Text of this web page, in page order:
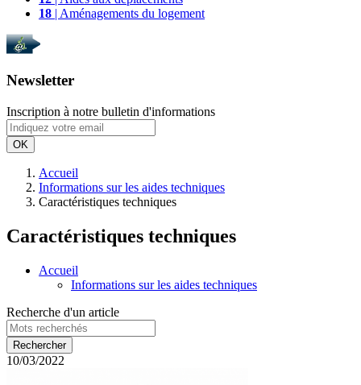
18 | Aménagements du logement
Newsletter
Inscription à notre bulletin d'informations
OK
Accueil
Informations sur les aides techniques
Caractéristiques techniques
Caractéristiques techniques
Accueil
Informations sur les aides techniques
Recherche d'un article
10/03/2022